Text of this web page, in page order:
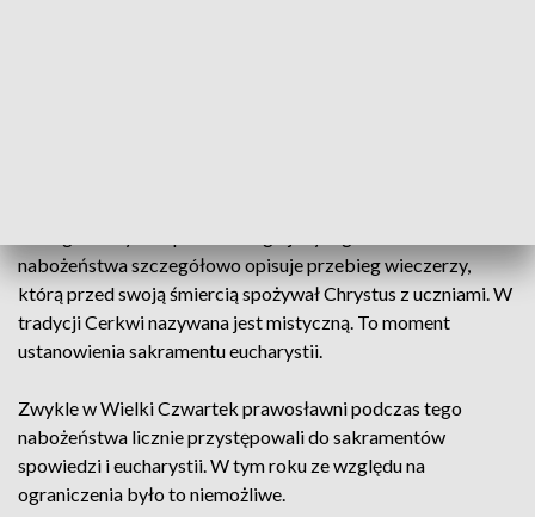
nabożeństwa szczegółowo opisuje przebieg wieczerzy,
którą przed swoją śmiercią spożywał Chrystus z uczniami. W
tradycji Cerkwi nazywana jest mistyczną. To moment
ustanowienia sakramentu eucharystii.
Zwykle w Wielki Czwartek prawosławni podczas tego
nabożeństwa licznie przystępowali do sakramentów
spowiedzi i eucharystii. W tym roku ze względu na
ograniczenia było to niemożliwe.